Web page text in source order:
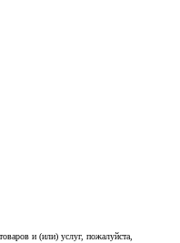
и (или) услуг, пожалуйста,